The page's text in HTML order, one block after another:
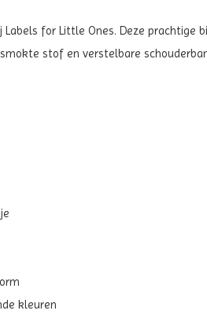
Labels for Little Ones. Deze
stof en verstelbare
kleuren